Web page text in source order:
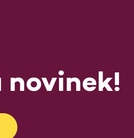
novinek!